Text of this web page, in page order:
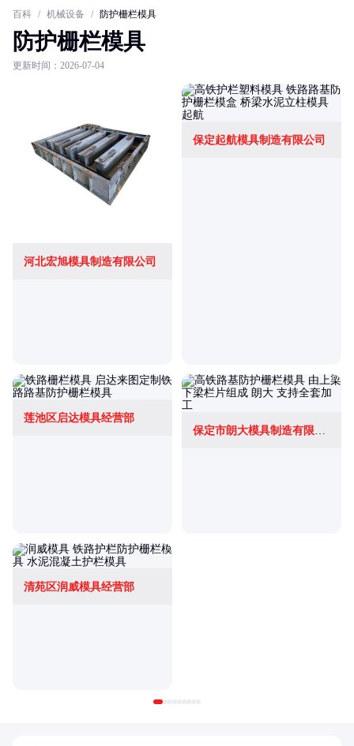
百科 / 机械设备 / 防护栅栏模具
防护栅栏模具
更新时间：2026-07-04
河北宏旭模具制造有限公司
保定起航模具制造有限公司
莲池区启达模具经营部
保定市朗大模具制造有限公司
清苑区润威模具经营部